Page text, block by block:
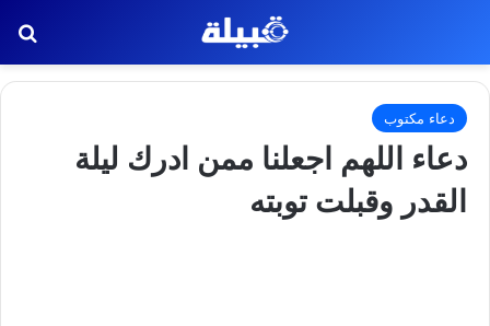
دعاء مكتوب
دعاء اللهم اجعلنا ممن ادرك ليلة
القدر وقبلت توبته